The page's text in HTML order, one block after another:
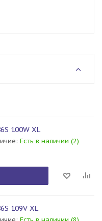
100W XL
Есть в наличии (2)
109V XL